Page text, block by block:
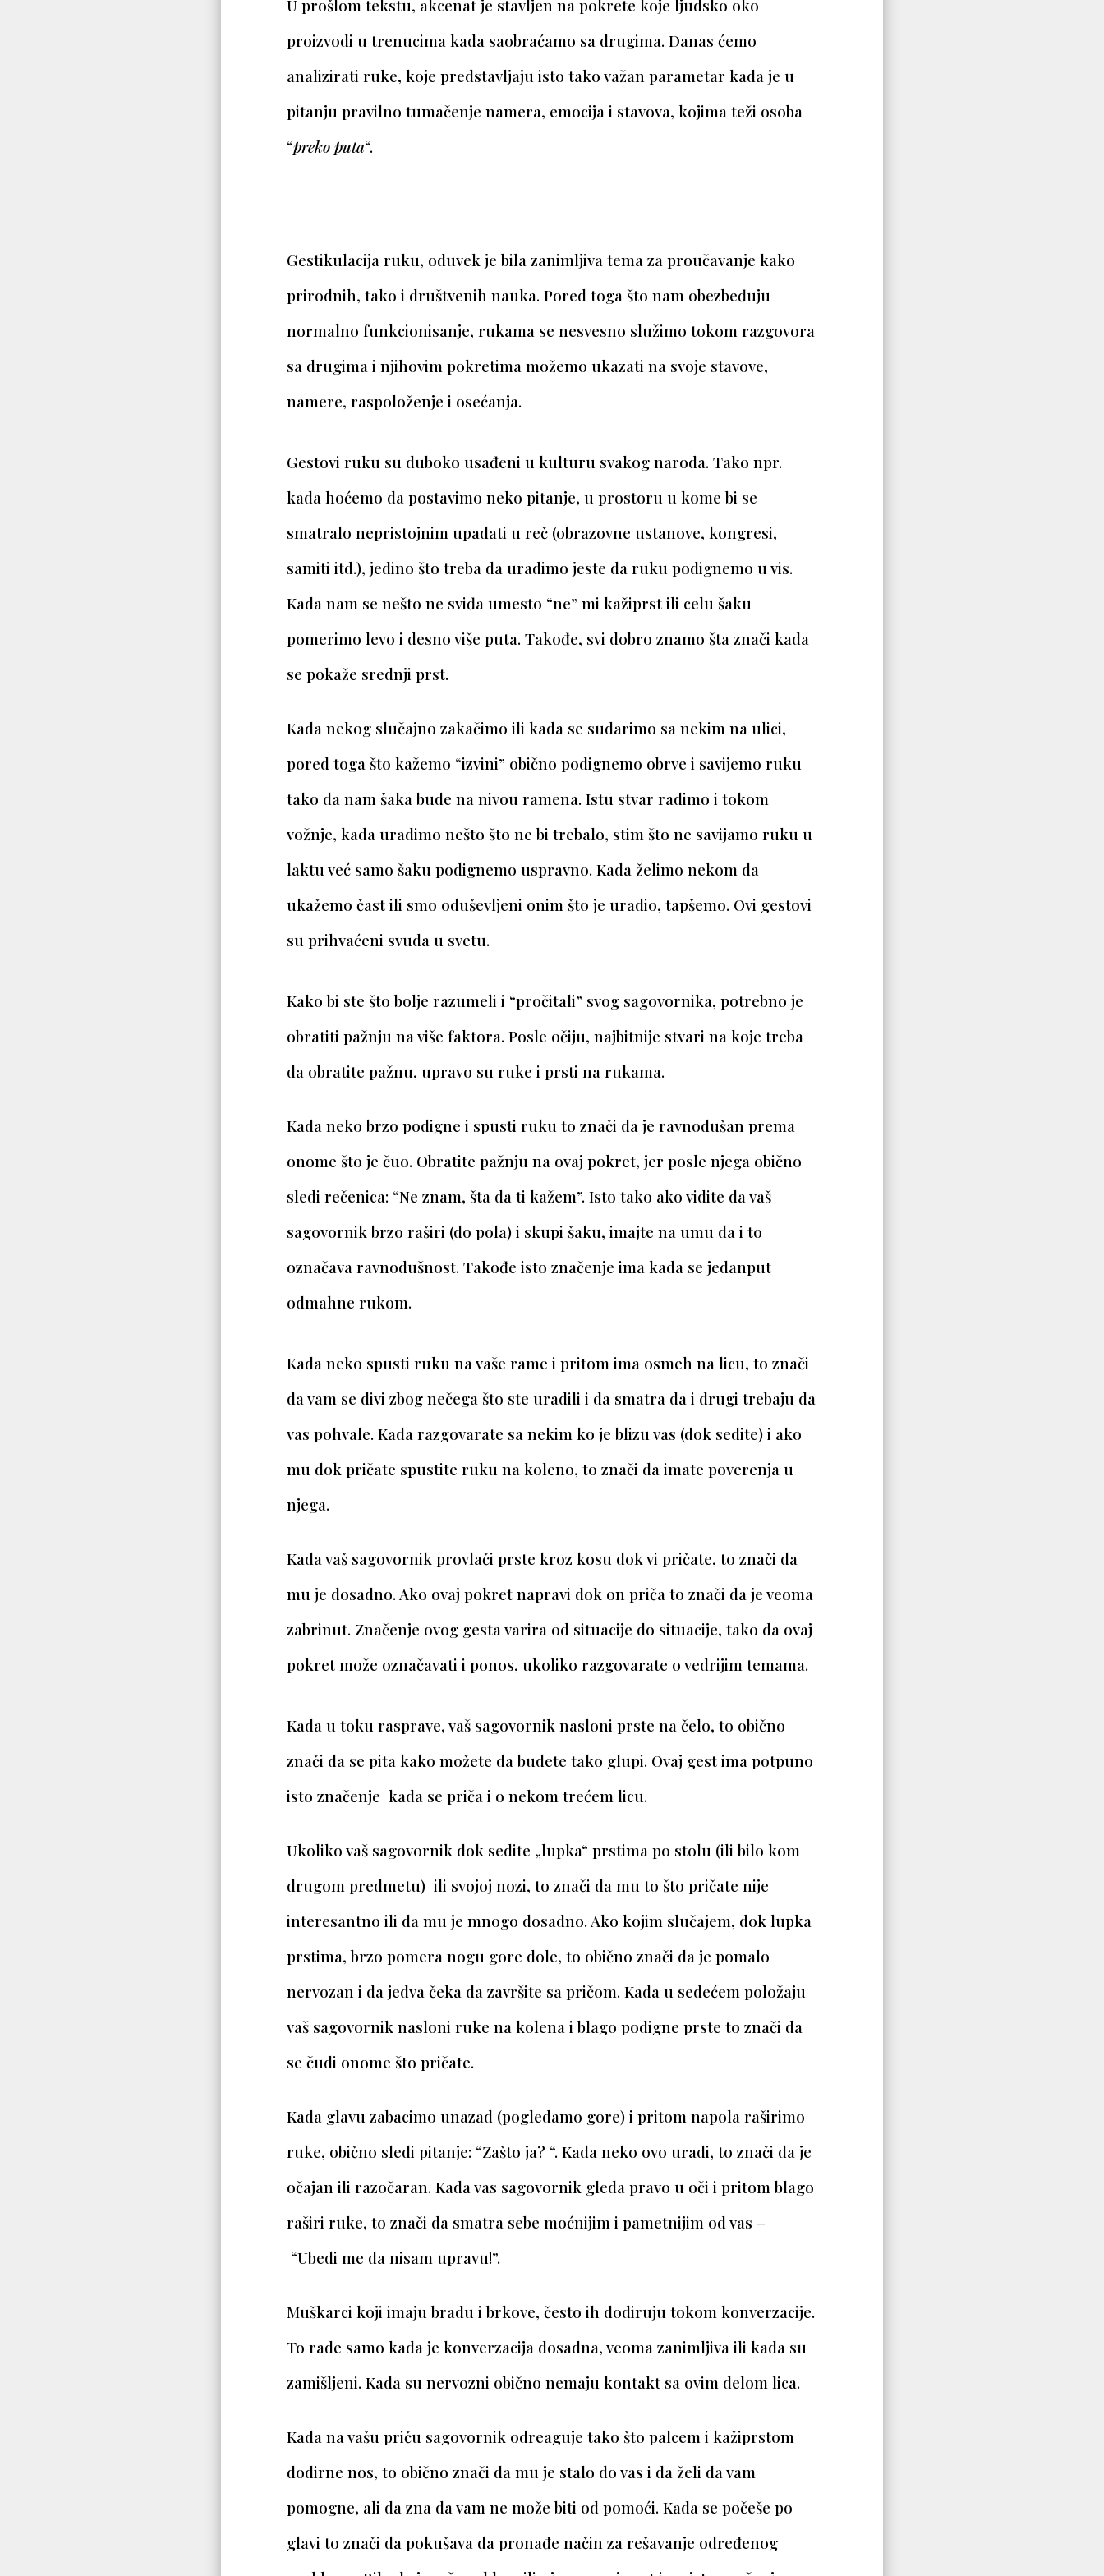
U prošlom tekstu, akcenat je stavljen na pokrete koje ljudsko oko
proizvodi u trenucima kada saobraćamo sa drugima. Danas ćemo
analizirati ruke, koje predstavljaju isto tako važan parametar kada je u
pitanju pravilno tumačenje namera, emocija i stavova, kojima teži osoba
“preko puta“.
Gestikulacija ruku, oduvek je bila zanimljiva tema za proučavanje kako
prirodnih, tako i društvenih nauka. Pored toga što nam obezbeđuju
normalno funkcionisanje, rukama se nesvesno služimo tokom razgovora
sa drugima i njihovim pokretima možemo ukazati na svoje stavove,
namere, raspoloženje i osećanja.
Gestovi ruku su duboko usađeni u kulturu svakog naroda. Tako npr.
kada hoćemo da postavimo neko pitanje, u prostoru u kome bi se
smatralo nepristojnim upadati u reč (obrazovne ustanove, kongresi,
samiti itd.), jedino što treba da uradimo jeste da ruku podignemo u vis.
Kada nam se nešto ne sviđa umesto “ne” mi kažiprst ili celu šaku
pomerimo levo i desno više puta. Takođe, svi dobro znamo šta znači kada
se pokaže srednji prst.
Kada nekog slučajno zakačimo ili kada se sudarimo sa nekim na ulici,
pored toga što kažemo “izvini” obično podignemo obrve i savijemo ruku
tako da nam šaka bude na nivou ramena. Istu stvar radimo i tokom
vožnje, kada uradimo nešto što ne bi trebalo, stim što ne savijamo ruku u
laktu već samo šaku podignemo uspravno. Kada želimo nekom da
ukažemo čast ili smo oduševljeni onim što je uradio, tapšemo. Ovi gestovi
su prihvaćeni svuda u svetu.
Kako bi ste što bolje razumeli i “pročitali” svog sagovornika, potrebno je
obratiti pažnju na više faktora. Posle očiju, najbitnije stvari na koje treba
da obratite pažnu, upravo su ruke i prsti na rukama.
Kada neko brzo podigne i spusti ruku to znači da je ravnodušan prema
onome što je čuo. Obratite pažnju na ovaj pokret, jer posle njega obično
sledi rečenica: “Ne znam, šta da ti kažem”. Isto tako ako vidite da vaš
sagovornik brzo raširi (do pola) i skupi šaku, imajte na umu da i to
označava ravnodušnost. Takođe isto značenje ima kada se jedanput
odmahne rukom.
Kada neko spusti ruku na vaše rame i pritom ima osmeh na licu, to znači
da vam se divi zbog nečega što ste uradili i da smatra da i drugi trebaju da
vas pohvale. Kada razgovarate sa nekim ko je blizu vas (dok sedite) i ako
mu dok pričate spustite ruku na koleno, to znači da imate poverenja u
njega.
Kada vaš sagovornik provlači prste kroz kosu dok vi pričate, to znači da
mu je dosadno. Ako ovaj pokret napravi dok on priča to znači da je veoma
zabrinut. Značenje ovog gesta varira od situacije do situacije, tako da ovaj
pokret može označavati i ponos, ukoliko razgovarate o vedrijim temama.
Kada u toku rasprave, vaš sagovornik nasloni prste na čelo, to obično
znači da se pita kako možete da budete tako glupi. Ovaj gest ima potpuno
isto značenje kada se priča i o nekom trećem licu.
Ukoliko vaš sagovornik dok sedite „lupka“ prstima po stolu (ili bilo kom
drugom predmetu) ili svojoj nozi, to znači da mu to što pričate nije
interesantno ili da mu je mnogo dosadno. Ako kojim slučajem, dok lupka
prstima, brzo pomera nogu gore dole, to obično znači da je pomalo
nervozan i da jedva čeka da završite sa pričom. Kada u sedećem položaju
vaš sagovornik nasloni ruke na kolena i blago podigne prste to znači da
se čudi onome što pričate.
Kada glavu zabacimo unazad (pogledamo gore) i pritom napola raširimo
ruke, obično sledi pitanje: “Zašto ja? “. Kada neko ovo uradi, to znači da je
očajan ili razočaran. Kada vas sagovornik gleda pravo u oči i pritom blago
raširi ruke, to znači da smatra sebe moćnijim i pametnijim od vas –
“Ubedi me da nisam upravu!”.
Muškarci koji imaju bradu i brkove, često ih dodiruju tokom konverzacije.
To rade samo kada je konverzacija dosadna, veoma zanimljiva ili kada su
zamišljeni. Kada su nervozni obično nemaju kontakt sa ovim delom lica.
Kada na vašu priču sagovornik odreaguje tako što palcem i kažiprstom
dodirne nos, to obično znači da mu je stalo do vas i da želi da vam
pomogne, ali da zna da vam ne može biti od pomoći.Kada se počeše po
glavi to znači da pokušava da pronađe način za rešavanje određenog